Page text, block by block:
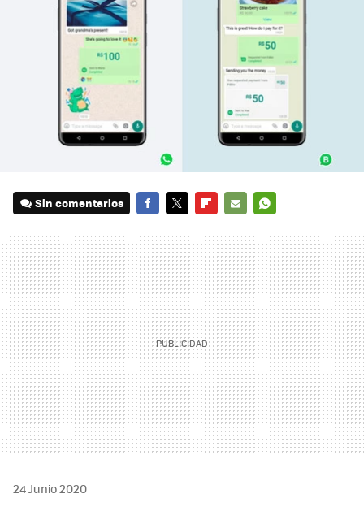
Sin comentarios
MAIL
24 Junio 2020